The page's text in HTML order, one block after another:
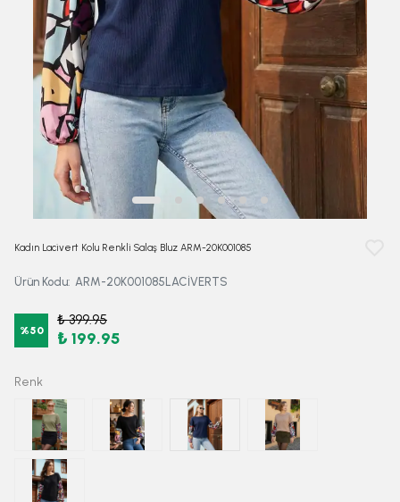
Kadın Lacivert Kolu Renkli Salaş Bluz ARM-20K001085
Ürün Kodu: ARM-20K001085LACİVERTS
%50
₺ 399.95
₺ 199.95
Renk